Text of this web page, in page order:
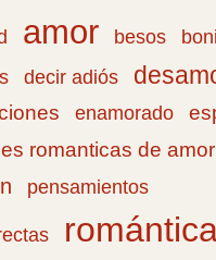
amor besos
decir adiós
enamorado
romanticas de amor
pensamientos